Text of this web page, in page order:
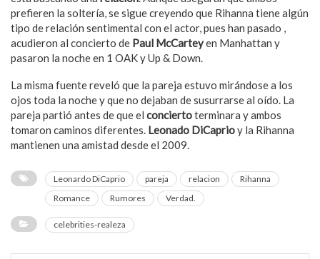
prefieren la soltería, se sigue creyendo que Rihanna tiene algún
tipo de relación sentimental con el actor, pues han pasado ,
acudieron al concierto de Paul McCarteyen Manhattan y
pasaron la noche en 1 OAK y Up & Down.
La misma fuente reveló que la pareja estuvo mirándose a los
ojos toda la noche y que no dejaban de susurrarse al oído. La
pareja partió antes de que el conciertoterminara y ambos
tomaron caminos diferentes. Leonado DiCaprioy la Rihanna
mantienen una amistad desde el 2009.
Leonardo DiCaprio pareja relacion
Rihanna
Romance
Rumores Verdad.
celebrities-realeza